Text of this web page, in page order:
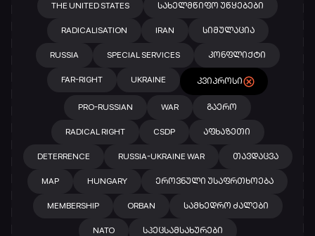
THE UNITED STATES ᲡᲐᲮᲔᲚᲛᲬᲘᲤᲝ ᲣᲬᲧᲔᲑᲔᲑᲘ
RADICALISATION IRAN ᲡᲘᲛᲣᲚᲐᲪᲘᲐ
RUSSIA SPECIAL SERVICES ᲙᲝᲜᲤᲚᲘᲥᲢᲘ
FAR-RIGHT UKRAINE ᲙᲕᲘᲞᲠᲝᲡᲘ
PRO-RUSSIAN WAR ᲒᲐᲔᲠᲝ
RADICAL RIGHT CSDP ᲐᲤᲮᲐᲖᲔᲗᲘ
DETERRENCE RUSSIA-UKRAINE WAR ᲗᲐᲕᲓᲐᲪᲕᲐ
MAP HUNGARY ᲔᲠᲝᲕᲜᲣᲚᲘ ᲣᲡᲐᲤᲠᲗᲮᲝᲔᲑᲐ
MEMBERSHIP ORBAN ᲡᲐᲛᲮᲔᲓᲠᲝ ᲫᲐᲚᲔᲑᲘ
NATO ᲡᲞᲔᲪᲡᲐᲛᲡᲐᲮᲣᲠᲔᲑᲘ